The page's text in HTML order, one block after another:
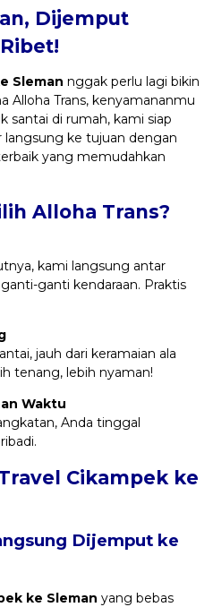
Dijemput
Sleman nggak perlu lagi bikin
Alloha Trans, kenyamananmu
santai di rumah, kami siap
ke tujuan dengan
yang memudahkan
Alloha Trans?
kami langsung antar
ganti kendaraan. Praktis
jauh dari keramaian ala
tenang, lebih nyaman!
Waktu
Anda tinggal
Cikampek ke
Dijemput ke
ke Sleman yang bebas